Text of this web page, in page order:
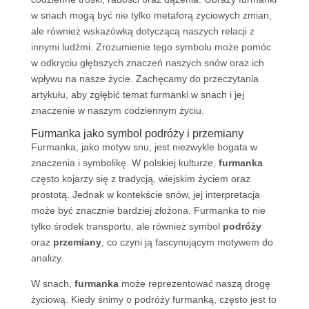
w snach mogą być nie tylko metaforą życiowych zmian,
ale również wskazówką dotyczącą naszych relacji z
innymi ludźmi. Zrozumienie tego symbolu może pomóc
w odkryciu głębszych znaczeń naszych snów oraz ich
wpływu na nasze życie. Zachęcamy do przeczytania
artykułu, aby zgłębić temat furmanki w snach i jej
znaczenie w naszym codziennym życiu.
Furmanka jako symbol podróży i przemiany
Furmanka, jako motyw snu, jest niezwykle bogata w
znaczenia i symbolikę. W polskiej kulturze, furmanka
często kojarzy się z tradycją, wiejskim życiem oraz
prostotą. Jednak w kontekście snów, jej interpretacja
może być znacznie bardziej złożona. Furmanka to nie
tylko środek transportu, ale również symbol podróży
oraz przemiany, co czyni ją fascynującym motywem do
analizy.
W snach, furmankamoże reprezentować naszą drogę
życiową. Kiedy śnimy o podróży furmanką, często jest to